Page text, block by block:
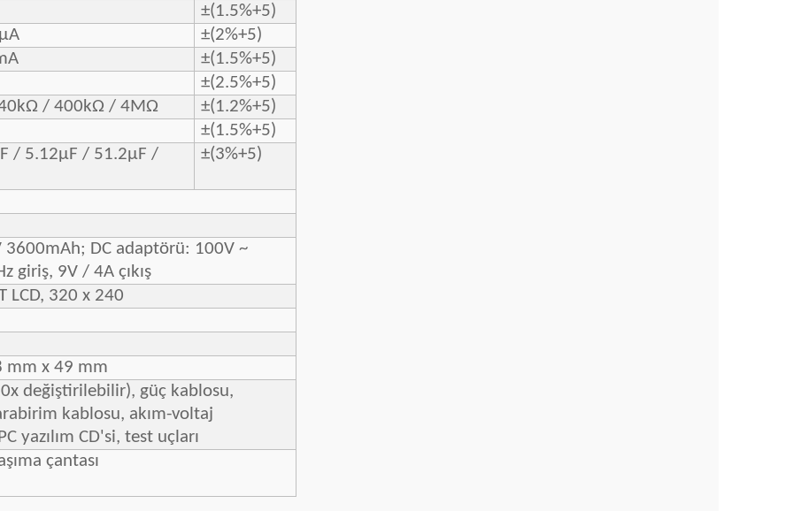
±(1.5%+5)
±(2%+5)
±(1.5%+5)
±(2.5%+5)
/ 400kΩ / 4MΩ
±(1.2%+5)
±(1.5%+5)
/ 5.12μF / 51.2μF /
±(3%+5)
3600mAh; DC adaptörü: 100V ~
giriş, 9V / 4A çıkış
LCD, 320 x 240
mm x 49 mm
değiştirilebilir), güç kablosu,
kablosu, akım-voltaj
yazılım CD'si, test uçları
çantası